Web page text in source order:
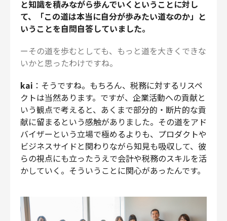
と知識を積みながら歩んでいくということに対し
て、「この道は本当に自分が歩みたい道なのか」と
いうことを自問自答していました。
ーその道を歩むとしても、もっと道を大きくできな
いかと思ったわけですね。
kai ：そうですね。もちろん、税務に対するリスペ
クトは当然あります。ですが、企業活動への貢献と
いう観点で考えると、あくまで部分的・断片的な貢
献に留まるという感触がありました。その道をアド
バイザーという立場で極めるよりも、プロダクトや
ビジネスサイドと関わりながら知見も吸収して、彼
らの視点にも立ったうえで会計や税務のスキルを活
かしていく。そういうことに関心があったんです。